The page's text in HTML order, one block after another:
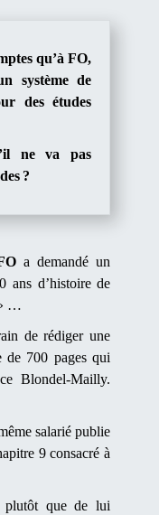
qu’à FO,
système de
des études
ne va pas
?
a demandé un
ans d’histoire de
…
de rédiger une
de 700 pages qui
Blondel-Mailly.
salarié publie
9 consacré à
plutôt que de lui